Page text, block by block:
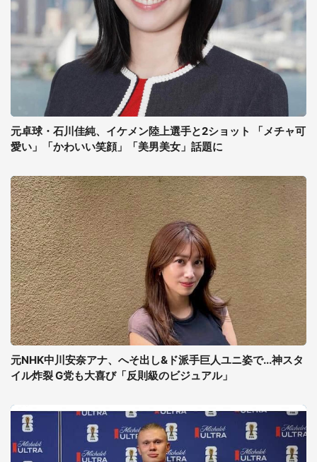
元卓球・石川佳純、イケメン陸上選手と2ショット 「メチャ可
愛い」「かわいい笑顔」「美男美女」話題に
元NHK中川安奈アナ、へそ出し&ド派手巨人ユニ姿で...神スタ
イル炸裂 G党も大喜び「反則級のビジュアル」